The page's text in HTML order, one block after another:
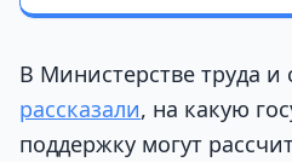
В Министерстве труда
рассказали, на какую
поддержку могут